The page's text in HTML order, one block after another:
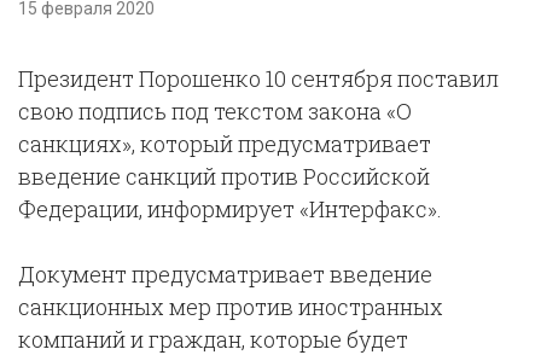
15 февраля 2020
Президент Порошенко 10 сентября поставил
свою подпись под текстом закона «О
санкциях», который предусматривает
введение санкций против Российской
Федерации, информирует «Интерфакс».
Документ предусматривает введение
санкционных мер против иностранных
компаний и граждан, которые будет